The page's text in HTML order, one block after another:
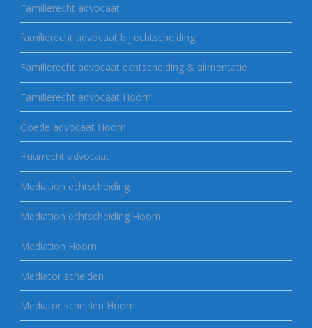
Familierecht advocaat
familierecht advocaat bij echtscheiding
Familierecht advocaat echtscheiding & alimentatie
Familierecht advocaat Hoorn
Goede advocaat Hoorn
Huurrecht advocaat
Mediation echtscheiding
Mediation echtscheiding Hoorn
Mediation Hoorn
Mediator scheiden
Mediator scheiden Hoorn